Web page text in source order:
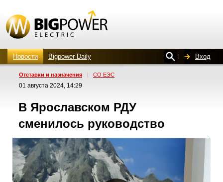
Новости Bigpower Daily Вход
Отставки и назначения | СО ЕЭС
01 августа 2024, 14:29
В Ярославском РДУ
сменилось руководство